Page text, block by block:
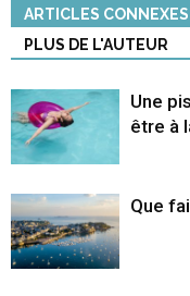
ARTICLES CONNEXES
PLUS DE L'AUTEUR
Une
être à
Que